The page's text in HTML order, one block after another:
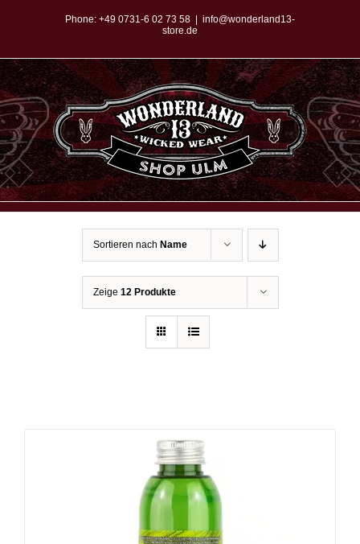
springen
Phone: +49 0731-6 02 73 58
info@wonderland13-
store.de
Sortieren nach Name
Zeige 12 Produkte